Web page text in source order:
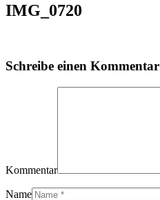
IMG_0720
Schreibe einen Kommentar
Kommentar
Name